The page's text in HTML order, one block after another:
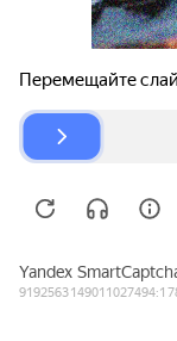
Авторазборки
©